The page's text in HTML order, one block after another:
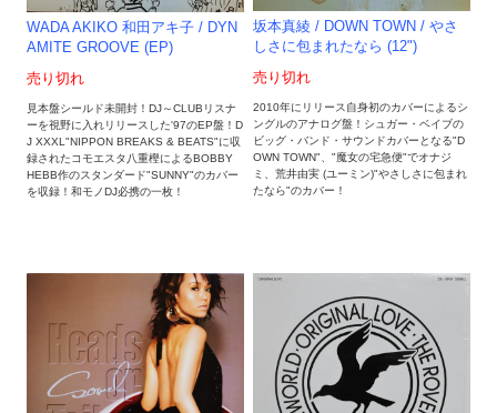
WADA AKIKO 和田アキ子 / DYN
AMITE GROOVE (EP)
売り切れ
見本盤シールド未開封！DJ～CLUBリスナ
ーを視野に入れリリースした'97のEP盤！D
J XXXL"NIPPON BREAKS & BEATS"に収
録されたコモエスタ八重樫によるBOBBY
HEBB作のスタンダード"SUNNY"のカバー
を収録！和モノDJ必携の一枚！
坂本真綾 / DOWN TOWN / やさ
しさに包まれたなら (12")
売り切れ
2010年にリリース自身初のカバーによるシ
ングルのアナログ盤！シュガー・ベイブの
ビッグ・バンド・サウンドカバーとなる"D
OWN TOWN"、"魔女の宅急便"でオナジ
ミ、荒井由実 (ユーミン)"やさしさに包まれ
たなら"のカバー！